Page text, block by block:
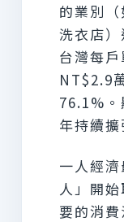
的業別
洗衣店
台灣每
NT$2.9
76.1%。
年持續
一人經
人」開
要的消